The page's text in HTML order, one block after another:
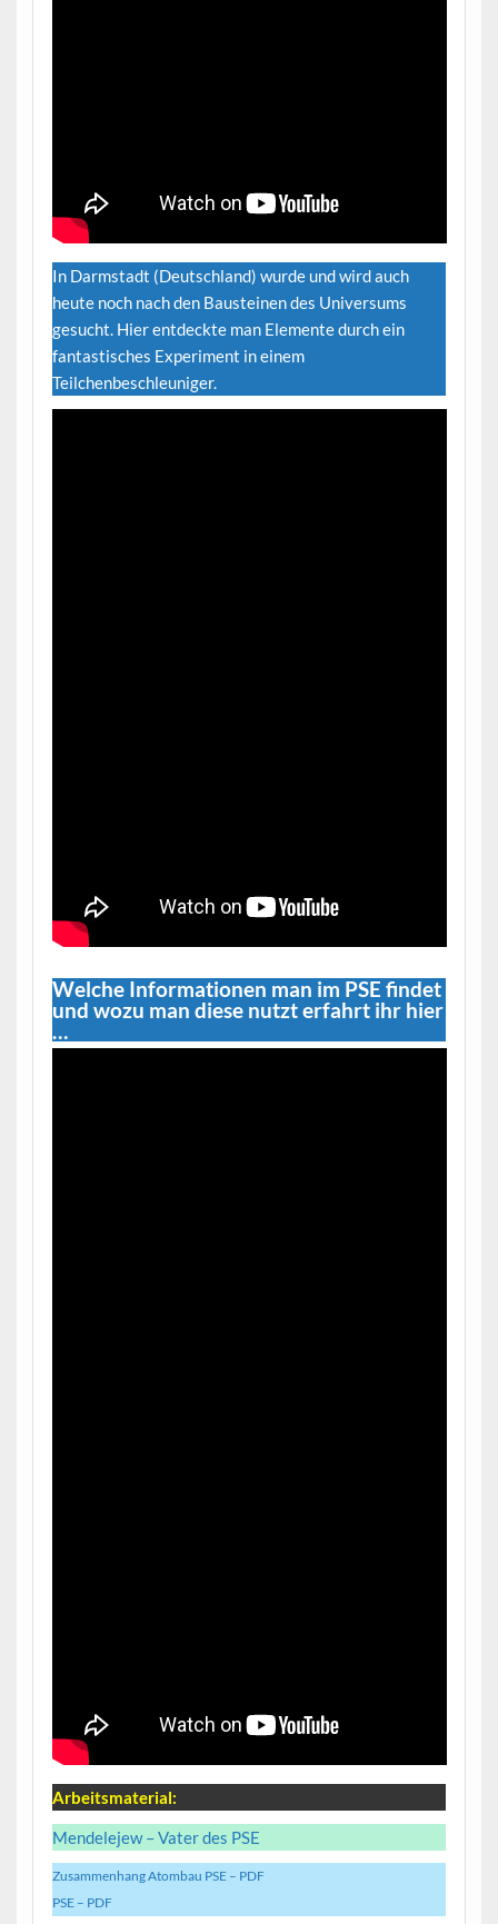
In Darmstadt (Deutschland) wurde und wird auch
heute noch nach den Bausteinen des Universums
gesucht. Hier entdeckte man Elemente durch ein
fantastisches Experiment in einem
Teilchenbeschleuniger.
Welche Informationen man im PSE findet
und wozu man diese nutzt erfahrt ihr hier
…
Arbeitsmaterial:
Mendelejew – Vater des PSE
Zusammenhang Atombau PSE – PDF
PSE – PDF